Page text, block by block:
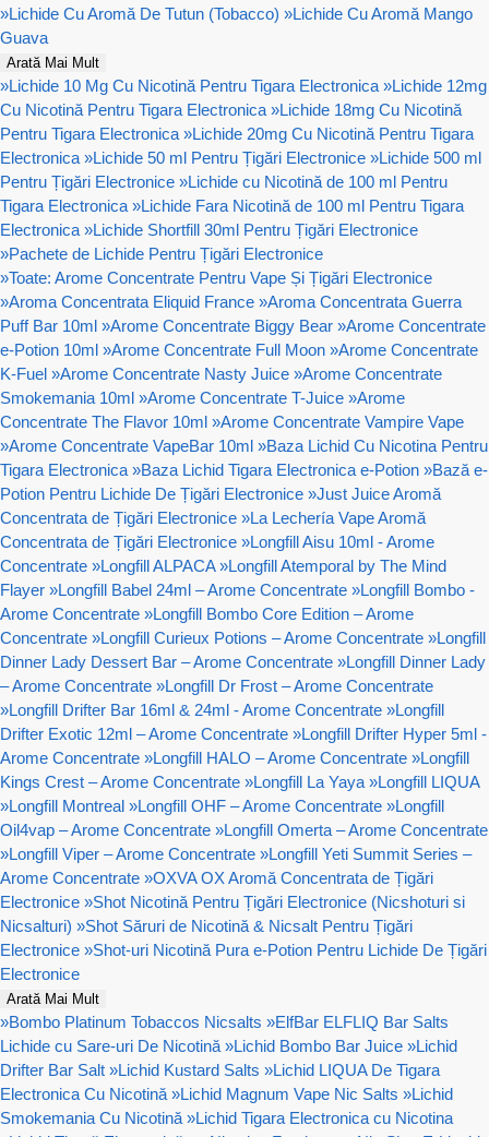
»Lichide Cu Aromă De Tutun (Tobacco) »Lichide Cu Aromă Mango
Guava
Arată Mai Mult
»Lichide 10 Mg Cu Nicotină Pentru Tigara Electronica »Lichide 12mg
Cu Nicotină Pentru Tigara Electronica »Lichide 18mg Cu Nicotină
Pentru Tigara Electronica »Lichide 20mg Cu Nicotină Pentru Tigara
Electronica »Lichide 50 ml Pentru Țigări Electronice »Lichide 500 ml
Pentru Țigări Electronice »Lichide cu Nicotină de 100 ml Pentru
Tigara Electronica »Lichide Fara Nicotină de 100 ml Pentru Tigara
Electronica »Lichide Shortfill 30ml Pentru Țigări Electronice
»Pachete de Lichide Pentru Țigări Electronice
»Toate: Arome Concentrate Pentru Vape Și Țigări Electronice
»Aroma Concentrata Eliquid France »Aroma Concentrata Guerra
Puff Bar 10ml »Arome Concentrate Biggy Bear »Arome Concentrate
e-Potion 10ml »Arome Concentrate Full Moon »Arome Concentrate
K-Fuel »Arome Concentrate Nasty Juice »Arome Concentrate
Smokemania 10ml »Arome Concentrate T-Juice »Arome
Concentrate The Flavor 10ml »Arome Concentrate Vampire Vape
»Arome Concentrate VapeBar 10ml »Baza Lichid Cu Nicotina Pentru
Tigara Electronica »Baza Lichid Tigara Electronica e-Potion »Bază e-
Potion Pentru Lichide De Țigări Electronice »Just Juice Aromă
Concentrata de Țigări Electronice »La Lechería Vape Aromă
Concentrata de Țigări Electronice »Longfill Aisu 10ml - Arome
Concentrate »Longfill ALPACA »Longfill Atemporal by The Mind
Flayer »Longfill Babel 24ml – Arome Concentrate »Longfill Bombo -
Arome Concentrate »Longfill Bombo Core Edition – Arome
Concentrate »Longfill Curieux Potions – Arome Concentrate »Longfill
Dinner Lady Dessert Bar – Arome Concentrate »Longfill Dinner Lady
– Arome Concentrate »Longfill Dr Frost – Arome Concentrate
»Longfill Drifter Bar 16ml & 24ml - Arome Concentrate »Longfill
Drifter Exotic 12ml – Arome Concentrate »Longfill Drifter Hyper 5ml -
Arome Concentrate »Longfill HALO – Arome Concentrate »Longfill
Kings Crest – Arome Concentrate »Longfill La Yaya »Longfill LIQUA
»Longfill Montreal »Longfill OHF – Arome Concentrate »Longfill
Oil4vap – Arome Concentrate »Longfill Omerta – Arome Concentrate
»Longfill Viper – Arome Concentrate »Longfill Yeti Summit Series –
Arome Concentrate »OXVA OX Aromă Concentrata de Țigări
Electronice »Shot Nicotină Pentru Țigări Electronice (Nicshoturi si
Nicsalturi) »Shot Săruri de Nicotină & Nicsalt Pentru Țigări
Electronice »Shot-uri Nicotină Pura e-Potion Pentru Lichide De Țigări
Electronice
Arată Mai Mult
»Bombo Platinum Tobaccos Nicsalts »ElfBar ELFLIQ Bar Salts
Lichide cu Sare-uri De Nicotină »Lichid Bombo Bar Juice »Lichid
Drifter Bar Salt »Lichid Kustard Salts »Lichid LIQUA De Tigara
Electronica Cu Nicotină »Lichid Magnum Vape Nic Salts »Lichid
Smokemania Cu Nicotină »Lichid Tigara Electronica cu Nicotina